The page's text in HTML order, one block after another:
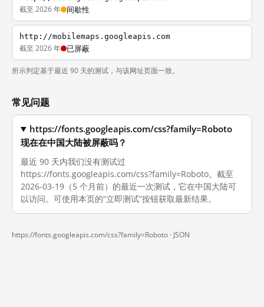
截至 2026 年 间歇性
http://mobilemaps.googleapis.com
截至 2026 年 已屏蔽
所示判定基于最近 90 天的测试，与该网址页面一致。
常见问题
https://fonts.googleapis.com/css?family=Roboto
现在在中国大陆被屏蔽吗？
最近 90 天内我们没有测试过
https://fonts.googleapis.com/css?family=Roboto。截至
2026-03-19（5 个月前）的最近一次测试，它在中国大陆可
以访问。可使用本页的“立即测试”按钮获取最新结果。
https://fonts.googleapis.com/css?family=Roboto · JSON